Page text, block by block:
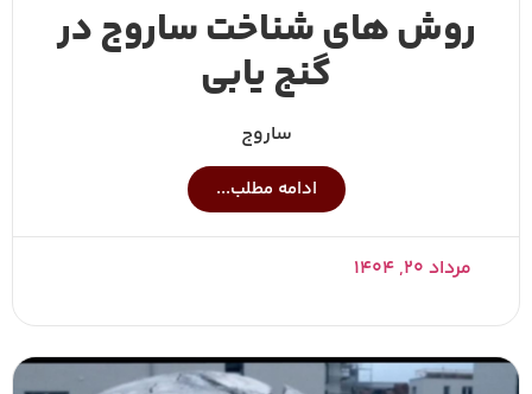
روش های شناخت ساروج در
گنج یابی
ساروج
ادامه مطلب...
مرداد ۲۰, ۱۴۰۴